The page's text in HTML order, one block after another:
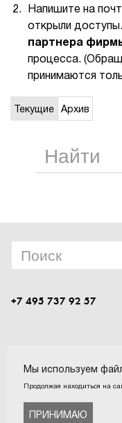
Вендоры
Партнерам
События
Сервисы для
Напишите на
открыли
партнера
процесса.
принимаются
Текущие Архив
+7 495 737 92 57
. Все
Мы используем
Продолжая находиться на
ПРИНИМАЮ